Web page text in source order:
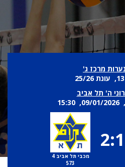
מרכז ג'
ה' תל אביב
2:1
מכבי תל אביב 4
573